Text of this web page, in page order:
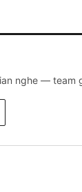
nghe — team